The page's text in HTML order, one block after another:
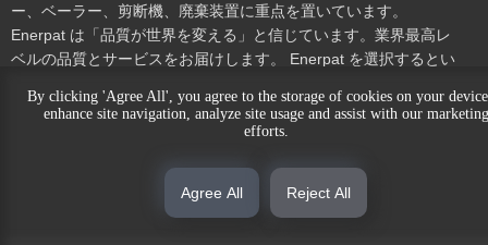
ー、ベーラー、剪断機、廃棄装置に重点を置いています。
Enerpat は「品質が世界を変える」と信じています。業界最高レ
ベルの品質とサービスをお届けします。 Enerpat を選択するとい
By clicking 'Agree All', you agree to the storage of cookies on your
enhance site navigation, analyze site usage and assist with our marketing
efforts.
Agree All Reject All